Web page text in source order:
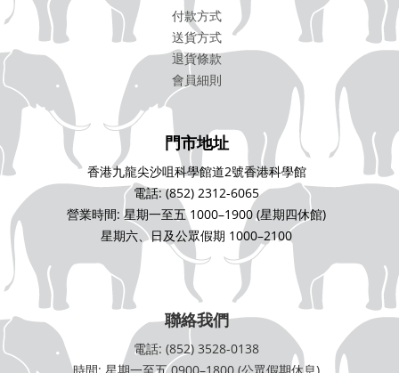
付款方式
送貨方式
退貨條款
會員細則
門市地址
香港九龍尖沙咀科學館道2號香港科學館
電話: (852) 2312-6065
營業時間: 星期一至五 1000–1900 (星期四休館)
星期六、日及公眾假期 1000–2100
聯絡我們
電話: (852) 3528-0138